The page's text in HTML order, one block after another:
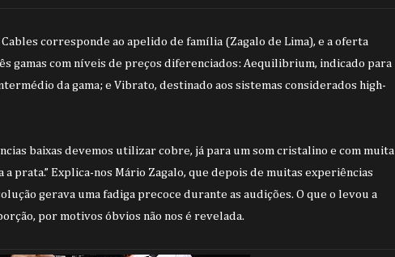
corresponde ao apelido de família (Zagalo de Lima), e a oferta
gamas com níveis de preços diferenciados: Aequilibrium, indicado para
da gama; e Vibrato, destinado aos sistemas considerados high-
baixas devemos utilizar cobre, já para um som cristalino e com muita
prata.” Explica-nos Mário Zagalo, que depois de muitas experiências
gerava uma fadiga precoce durante as audições. O que o levou a
por motivos óbvios não nos é revelada.